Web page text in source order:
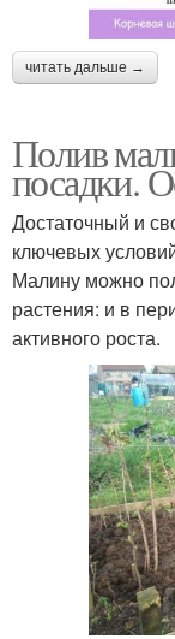
читать дальше →
Полив
посадки.
Достаточный и
ключевых
Малину можно
растения: и в
активного роста.